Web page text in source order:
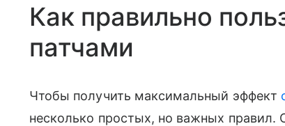
Как правильно
патчами
Чтобы получить максимальный эффект
несколько простых, но важных правил.